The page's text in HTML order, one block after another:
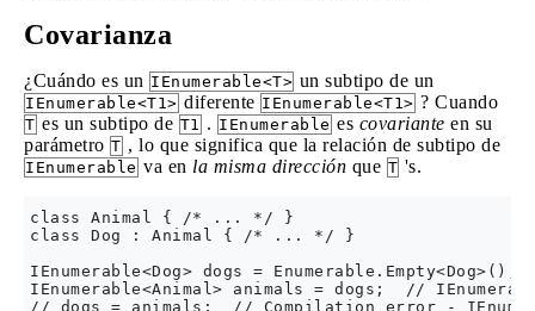
Covarianza
¿Cuándo es un IEnumerable<T> un subtipo de un
IEnumerable<T1> diferente IEnumerable<T1> ? Cuando
T es un subtipo de T1 . IEnumerable es covariante en su
parámetro T , lo que significa que la relación de subtipo de
IEnumerable va en la misma dirección que T 's.
class Animal { /* ... */ }
class Dog : Animal { /* ... */ }
IEnumerable<Dog> dogs = Enumerable.Empty<Dog>();
IEnumerable<Animal> animals = dogs;  //